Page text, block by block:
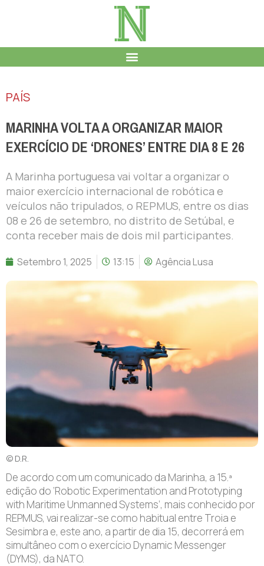
PAÍS
MARINHA VOLTA A ORGANIZAR MAIOR
EXERCÍCIO DE ‘DRONES’ ENTRE DIA 8 E 26
A Marinha portuguesa vai voltar a organizar o
maior exercício internacional de robótica e
veículos não tripulados, o REPMUS, entre os dias
08 e 26 de setembro, no distrito de Setúbal, e
conta receber mais de dois mil participantes.
Setembro 1, 2025 13:15 Agência Lusa
© D.R.
De acordo com um comunicado da Marinha, a 15.ª
edição do ‘Robotic Experimentation and Prototyping
with Maritime Unmanned Systems’, mais conhecido por
REPMUS, vai realizar-se como habitual entre Troia e
Sesimbra e, este ano, a partir de dia 15, decorrerá em
simultâneo com o exercício Dynamic Messenger
(DYMS), da NATO.